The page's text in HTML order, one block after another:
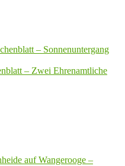
– Sonnenuntergang
– Zwei Ehrenamtliche
auf Wangerooge –